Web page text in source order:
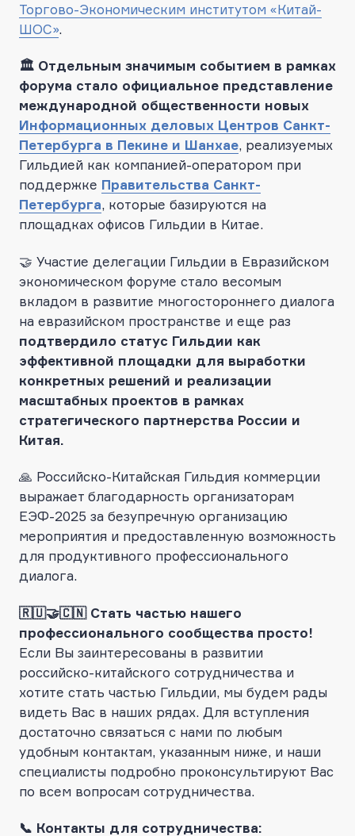
Торгово-Экономическим институтом «Китай-
ШОС».
🏛 Отдельным значимым событием в рамках
форума стало официальное представление
международной общественности новых
Информационных деловых Центров Санкт-
Петербурга в Пекине и Шанхае, реализуемых
Гильдией как компанией-оператором при
поддержке Правительства Санкт-
Петербурга, которые базируются на
площадках офисов Гильдии в Китае.
🤝 Участие делегации Гильдии в Евразийском
экономическом форуме стало весомым
вкладом в развитие многостороннего диалога
на евразийском пространстве и еще раз
подтвердило статус Гильдии как
эффективной площадки для выработки
конкретных решений и реализации
масштабных проектов в рамках
стратегического партнерства России и
Китая.
🙏 Российско-Китайская Гильдия коммерции
выражает благодарность организаторам
ЕЭФ-2025 за безупречную организацию
мероприятия и предоставленную возможность
для продуктивного профессионального
диалога.
🇷🇺🤝🇨🇳 Стать частью нашего
профессионального сообщества просто!
Если Вы заинтересованы в развитии
российско-китайского сотрудничества и
хотите стать частью Гильдии, мы будем рады
видеть Вас в наших рядах. Для вступления
достаточно связаться с нами по любым
удобным контактам, указанным ниже, и наши
специалисты подробно проконсультируют Вас
по всем вопросам сотрудничества.
📞 Контакты для сотрудничества: